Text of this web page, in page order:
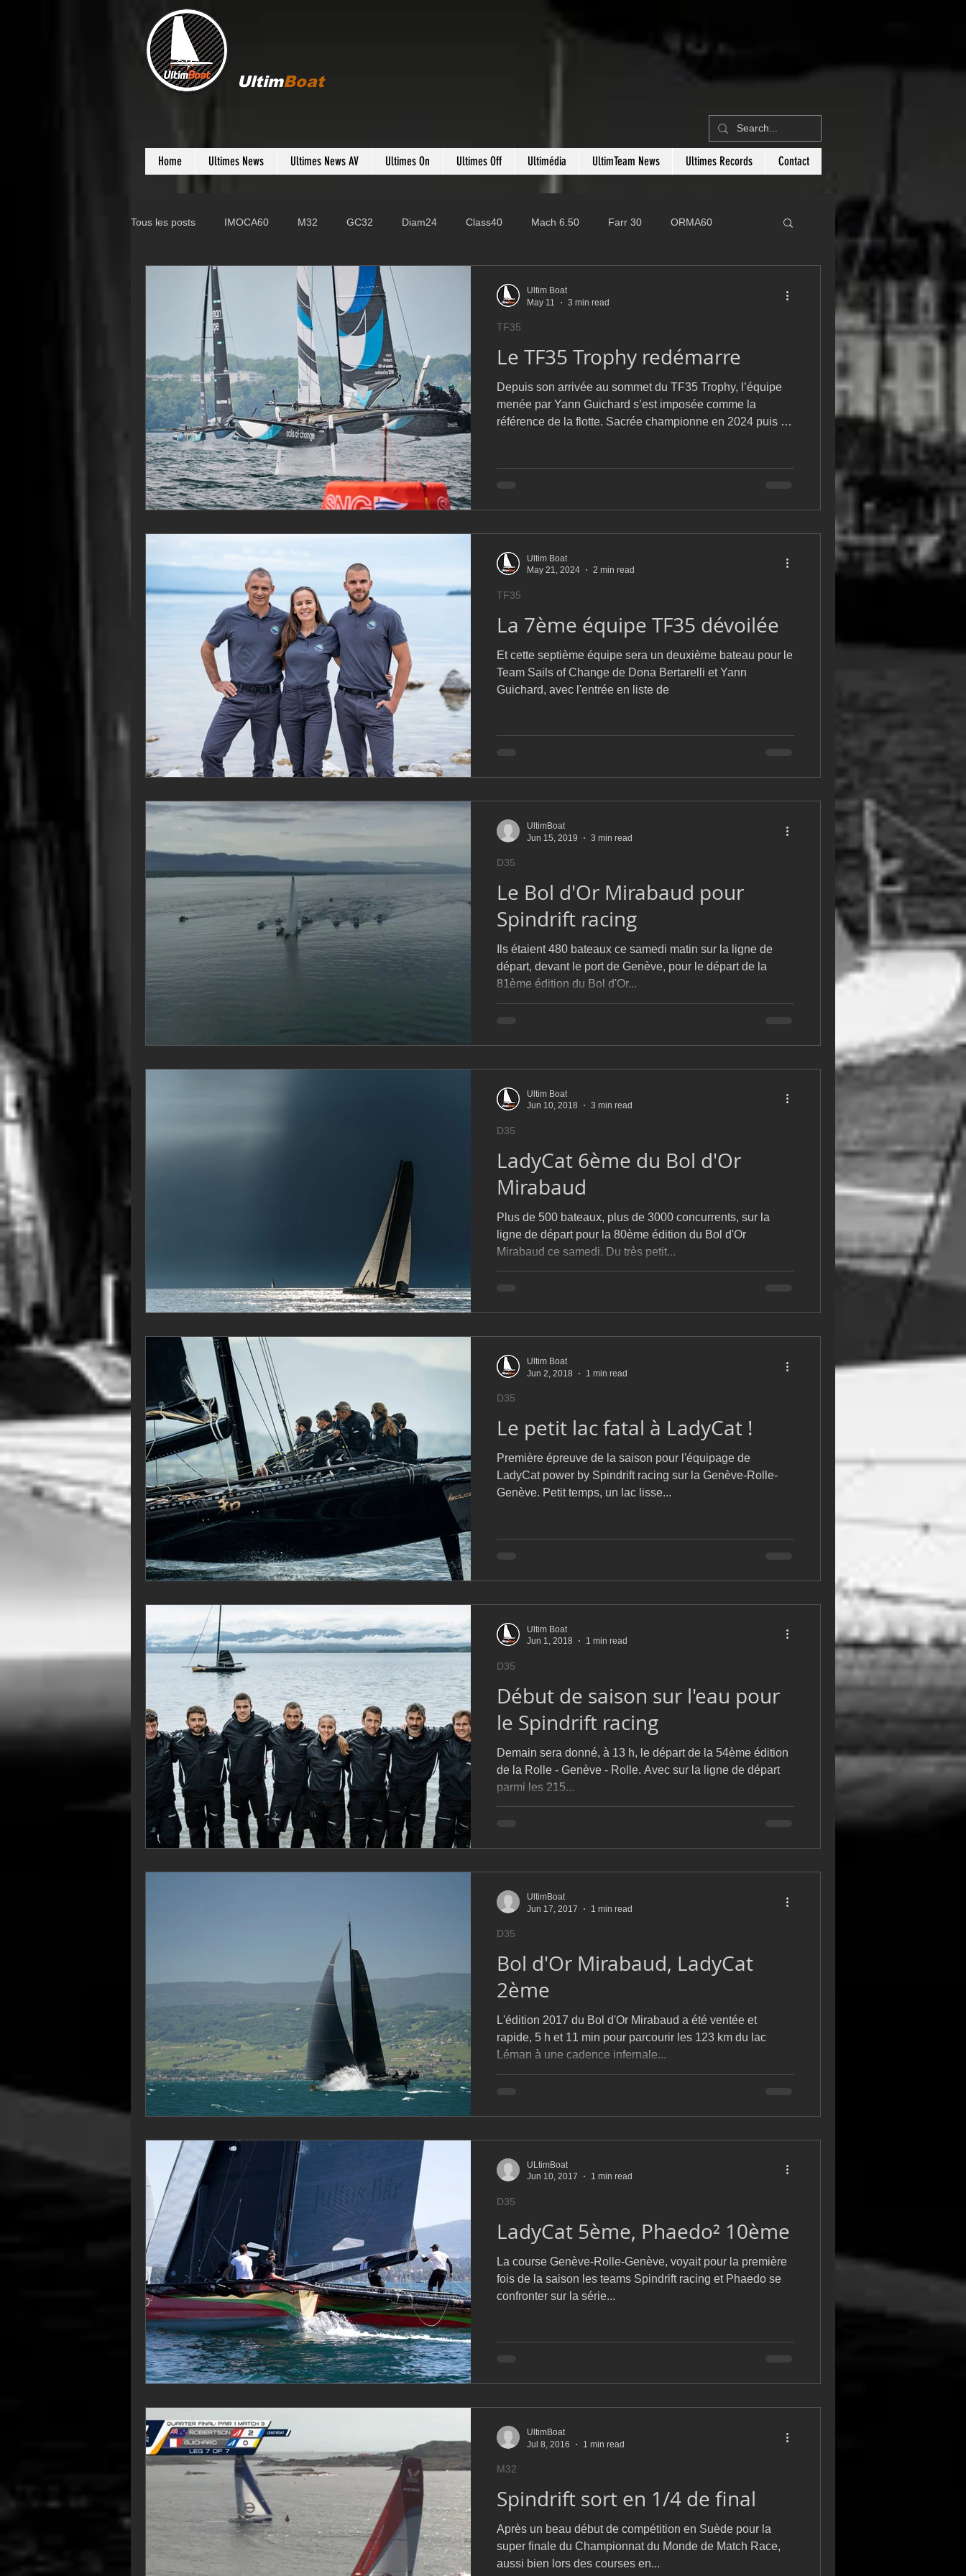
UltimBoat
Home Ultimes News Ultimes News AV Ultimes On Ultimes Off Ultimédia UltimTeam News Ultimes Records Contact
Tous les posts IMOCA60 M32 GC32 Diam24 Class40 Mach 6.50 Farr 30 ORMA60
Farr 280 Fast 40
Class Rhum JMD54 Botin 52
F18 TF35 Business AC75 Open 7.50
Le TF35 Trophy redémarre
Depuis son arrivée au sommet du TF35 Trophy, l’équipe
menée par Yann Guichard s’est imposée comme la
référence de la flotte. Sacrée championne en 2024 puis en
courts, elle a néanmoins procédé à plusieurs ajustements
TF35
Ultim Boat
May 11
3 min read
La 7ème équipe TF35 dévoilée
Et cette septième équipe sera un deuxième bateau pour le
Team Sails of Change de Dona Bertarelli et Yann
Guichard, avec l'entrée en liste de
TF35
Ultim Boat
May 21, 2024
2 min read
Le Bol d'Or Mirabaud pour
Spindrift racing
Ils étaient 480 bateaux ce samedi matin sur la ligne de
départ, devant le port de Genève, pour le départ de la
81ème édition du Bol d'Or...
D35
UltimBoat
Jun 15, 2019
3 min read
LadyCat 6ème du Bol d'Or
Mirabaud
Plus de 500 bateaux, plus de 3000 concurrents, sur la
ligne de départ pour la 80ème édition du Bol d'Or
Mirabaud ce samedi. Du très petit...
D35
Ultim Boat
Jun 10, 2018
3 min read
Le petit lac fatal à LadyCat !
Première épreuve de la saison pour l'équipage de
LadyCat power by Spindrift racing sur la Genève-Rolle-
Genève. Petit temps, un lac lisse...
D35
Ultim Boat
Jun 2, 2018
1 min read
Début de saison sur l'eau pour
le Spindrift racing
Demain sera donné, à 13 h, le départ de la 54ème édition
de la Rolle - Genève - Rolle. Avec sur la ligne de départ
parmi les 215...
D35
Ultim Boat
Jun 1, 2018
1 min read
Bol d'Or Mirabaud, LadyCat
2ème
L'édition 2017 du Bol d'Or Mirabaud a été ventée et
rapide, 5 h et 11 min pour parcourir les 123 km du lac
Léman à une cadence infernale...
D35
UltimBoat
Jun 17, 2017
1 min read
LadyCat 5ème, Phaedo² 10ème
La course Genève-Rolle-Genève, voyait pour la première
fois de la saison les teams Spindrift racing et Phaedo se
confronter sur la série...
D35
ULtimBoat
Jun 10, 2017
1 min read
Spindrift sort en 1/4 de final
Après un beau début de compétition en Suède pour la
super finale du Championnat du Monde de Match Race,
aussi bien lors des courses en...
M32
UltimBoat
Jul 8, 2016
1 min read